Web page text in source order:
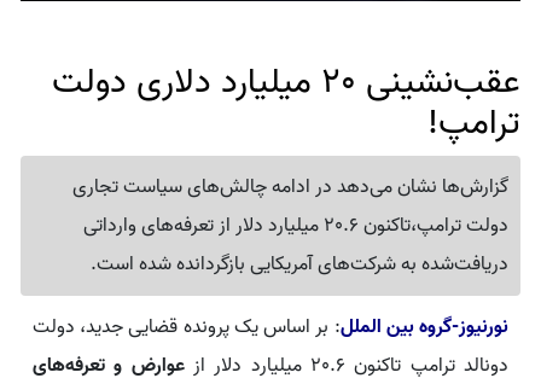
عقب‌نشینی 20 میلیارد دلاری دولت
ترامپ!
گزارش‌ها نشان می‌دهد در ادامه چالش‌های سیاست تجاری
دولت ترامپ،تاکنون 20.6 میلیارد دلار از تعرفه‌های وارداتی
دریافت‌شده به شرکت‌های آمریکایی بازگردانده شده است.
نورنیوز-گروه بین الملل: بر اساس یک پرونده قضایی جدید، دولت
دونالد ترامپ تاکنون 20.6 میلیارد دلار از
عوارض و تعرفه‌های